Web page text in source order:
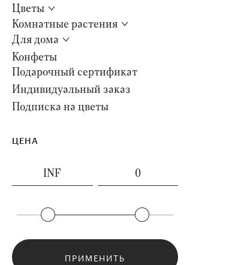
8 (495) 120-77-22
Цветы
Комнатные растения
Для дома
Конфеты
Подарочный сертификат
Индивидуальный заказ
Подписка на цветы
ЦЕНА
ПРИМЕНИТЬ